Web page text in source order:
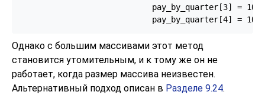
pay_by_quarter[3] =
pay_by_quarter[4] =
Однако с большим массивами этот метод
становится утомительным, и к тому же он не
работает, когда размер массива неизвестен.
Альтернативный подход описан в Разделе 9.24.